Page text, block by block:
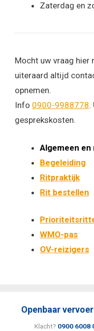
Zaterdag en
Mocht uw vraag hier
uiteraard altijd
opnemen.
Info 0900-9988778.
gesprekskosten.
Algemeen en
Begeleiding
Ritpraktijk
Rit bestellen
WMO-pas
OV-reizigers
Openbaar
Klacht? 0900 6008